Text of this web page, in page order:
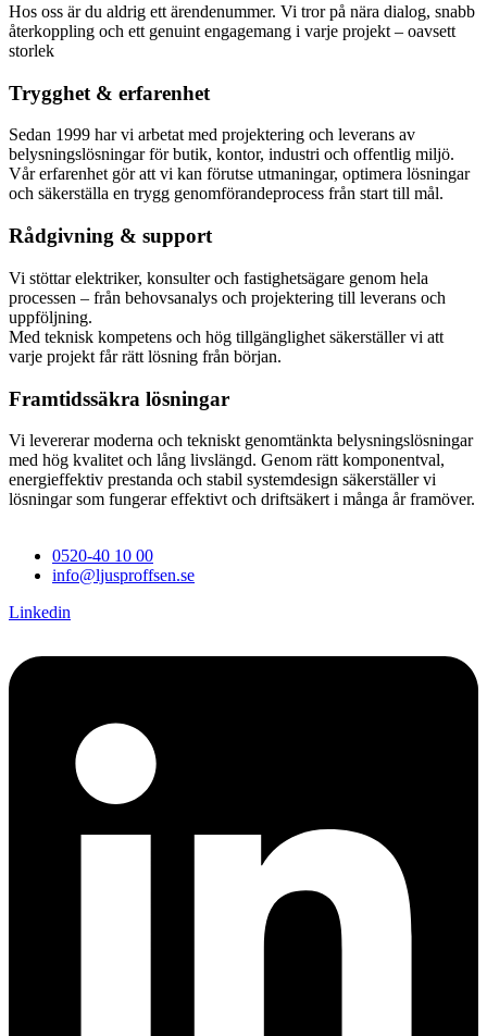
Hos oss är du aldrig ett ärendenummer. Vi tror på nära dialog, snabb
återkoppling och ett genuint engagemang i varje projekt – oavsett
storlek
Trygghet & erfarenhet
Sedan 1999 har vi arbetat med projektering och leverans av
belysningslösningar för butik, kontor, industri och offentlig miljö.
Vår erfarenhet gör att vi kan förutse utmaningar, optimera lösningar
och säkerställa en trygg genomförandeprocess från start till mål.
Rådgivning & support
Vi stöttar elektriker, konsulter och fastighetsägare genom hela
processen – från behovsanalys och projektering till leverans och
uppföljning.
Med teknisk kompetens och hög tillgänglighet säkerställer vi att
varje projekt får rätt lösning från början.
Framtidssäkra lösningar
Vi levererar moderna och tekniskt genomtänkta belysningslösningar
med hög kvalitet och lång livslängd. Genom rätt komponentval,
energieffektiv prestanda och stabil systemdesign säkerställer vi
lösningar som fungerar effektivt och driftsäkert i många år framöver.
0520-40 10 00
info@ljusproffsen.se
Linkedin